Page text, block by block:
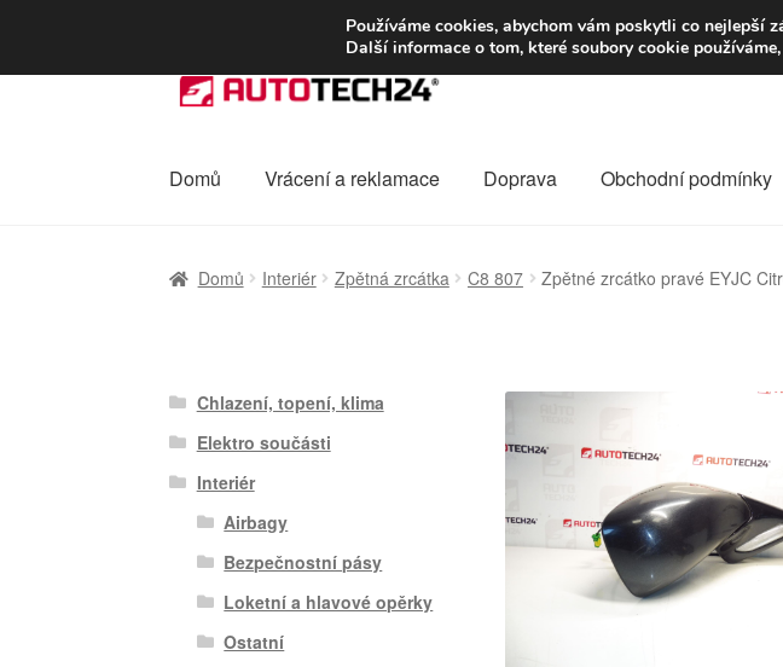
DOPRAVA od 139,-Kč
Přeskočit
na
Přejít
webu
Domů Vrácení a reklamace Doprava Obchodní podmínky
Domů Interiér Zpětná zrcátka C8 807 Zpětné zrcátko pravé EYJC
Chlazení, topení, klima
Elektro součásti
Interiér
Airbagy
Bezpečnostní pásy
Loketní a hlavové opěrky
Ostatní
Používáme cookies, abychom vám poskytli co nejlepší
Další informace o tom, které soubory cookie